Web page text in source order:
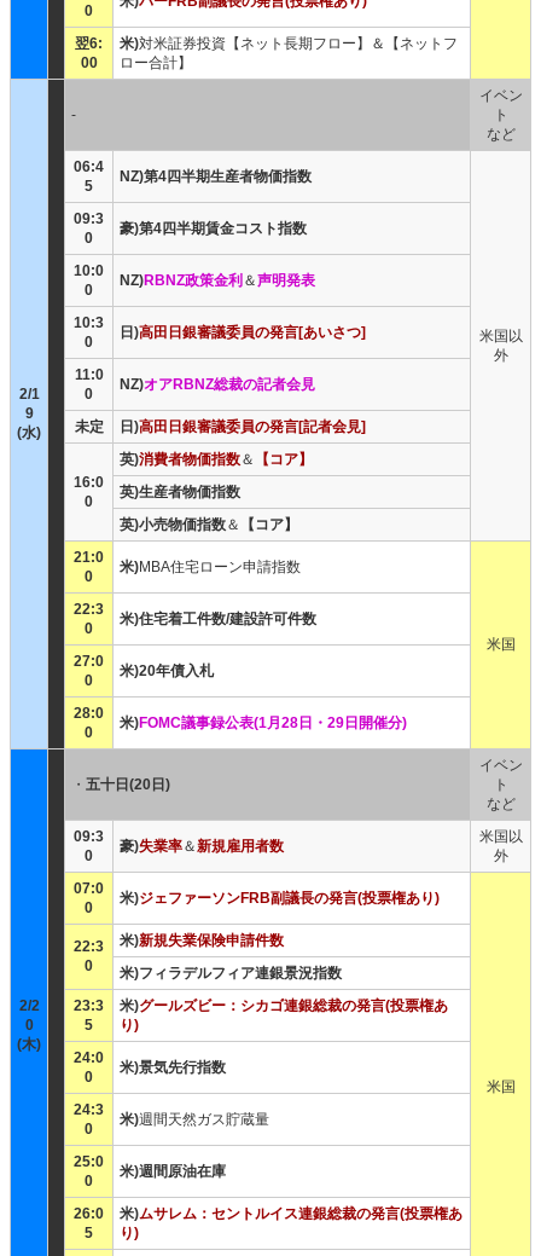
0
翌6:
00
米)対米証券投資【ネット長期フロー】＆【ネットフ
ロー合計】
2/1
9
(水)
-
イベン
ト
など
06:4
5
NZ)第4四半期生産者物価指数
米国以
外
09:3
0
豪)第4四半期賃金コスト指数
10:0
0
NZ)RBNZ政策金利 ＆声明発表
10:3
0
日)高田日銀審議委員の発言[あいさつ]
11:0
0
NZ)オアRBNZ総裁の記者会見
未定 日)高田日銀審議委員の発言[記者会見]
16:0
0
英)消費者物価指数＆
【コア】
英)生産者物価指数
英)小売物価指数＆
【コア】
21:0
0
米)MBA住宅ローン申請指数
米国
22:3
0
米)住宅着工件数/建設許可件数
27:0
0
米)20年債入札
28:0
0
米)FOMC議事録公表(1月28日・29日開催分)
2/2
0
(木)
・ 五十日(20日)
イベン
ト
など
09:3
0
豪)失業率＆新規雇用者数
米国以
外
07:0
0
米)ジェファーソンFRB副議長の発言(投票権あり)
米国
22:3
0
米)新規失業保険申請件数
米)フィラデルフィア連銀景況指数
23:3
5
米)グールズビー：シカゴ連銀総裁の発言(投票権あ
り)
24:0
0
米)景気先行指数
24:3
0
米)週間天然ガス貯蔵量
25:0
0
米)週間原油在庫
26:0
5
米)ムサレム：セントルイス連銀総裁の発言(投票権あ
り)